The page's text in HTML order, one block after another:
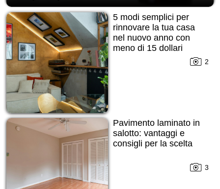
5 modi semplici per
rinnovare la tua casa
nel nuovo anno con
meno di 15 dollari
2
Pavimento laminato in
salotto: vantaggi e
consigli per la scelta
3